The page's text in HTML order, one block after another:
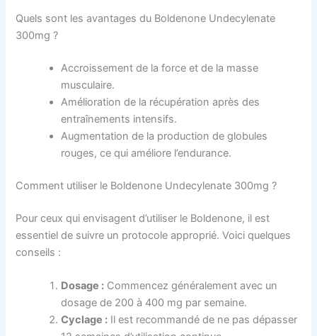
Quels sont les avantages du Boldenone Undecylenate
300mg ?
Accroissement de la force et de la masse
musculaire.
Amélioration de la récupération après des
entraînements intensifs.
Augmentation de la production de globules
rouges, ce qui améliore l’endurance.
Comment utiliser le Boldenone Undecylenate 300mg ?
Pour ceux qui envisagent d’utiliser le Boldenone, il est
essentiel de suivre un protocole approprié. Voici quelques
conseils :
Dosage : Commencez généralement avec un
dosage de 200 à 400 mg par semaine.
Cyclage : Il est recommandé de ne pas dépasser